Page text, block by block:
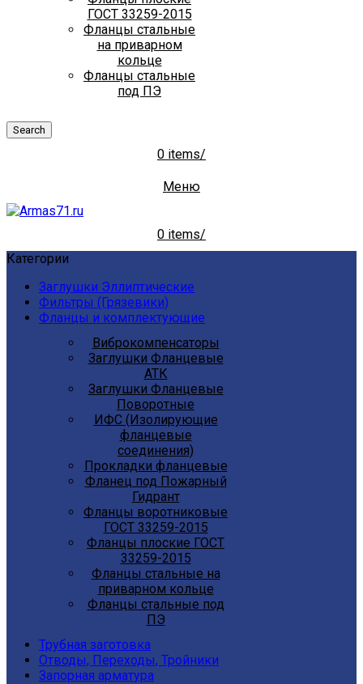
ГОСТ 33259-2015
Фланцы стальные
на приварном
кольце
Фланцы стальные
под ПЭ
Search
0 items/
Меню
0 items/
Категории
Заглушки Эллиптические
Фильтры (Грязевики)
Фланцы и комплектующие
Виброкомпенсаторы
Заглушки Фланцевые
АТК
Заглушки Фланцевые
Поворотные
ИФС (Изолирующие
фланцевые
соединения)
Прокладки фланцевые
Фланец под Пожарный
Гидрант
Фланцы воротниковые
ГОСТ 33259-2015
Фланцы плоские ГОСТ
33259-2015
Фланцы стальные на
приварном кольце
Фланцы стальные под
ПЭ
Трубная заготовка
Отводы, Переходы, Тройники
Запорная арматура